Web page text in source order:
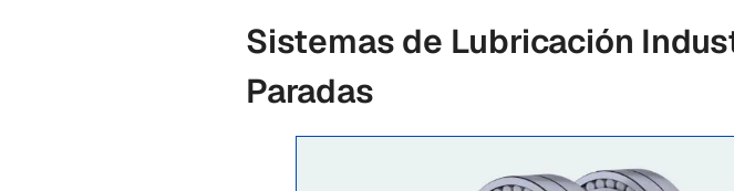
Sistemas de Lubricación
Paradas